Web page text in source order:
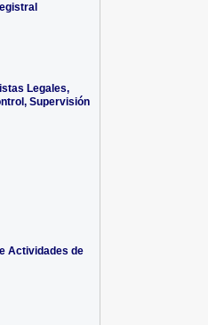
Legales,
Supervisión
Actividades de